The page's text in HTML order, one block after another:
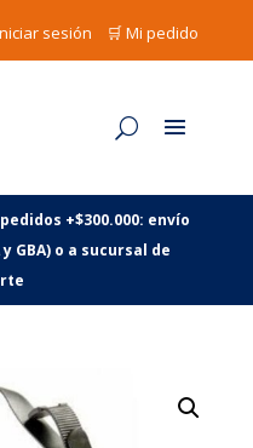
sesión 🛒 Mi pedido
+$300.000: envío
GBA) o a sucursal de